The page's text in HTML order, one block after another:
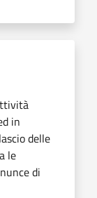
in
delle
le
di